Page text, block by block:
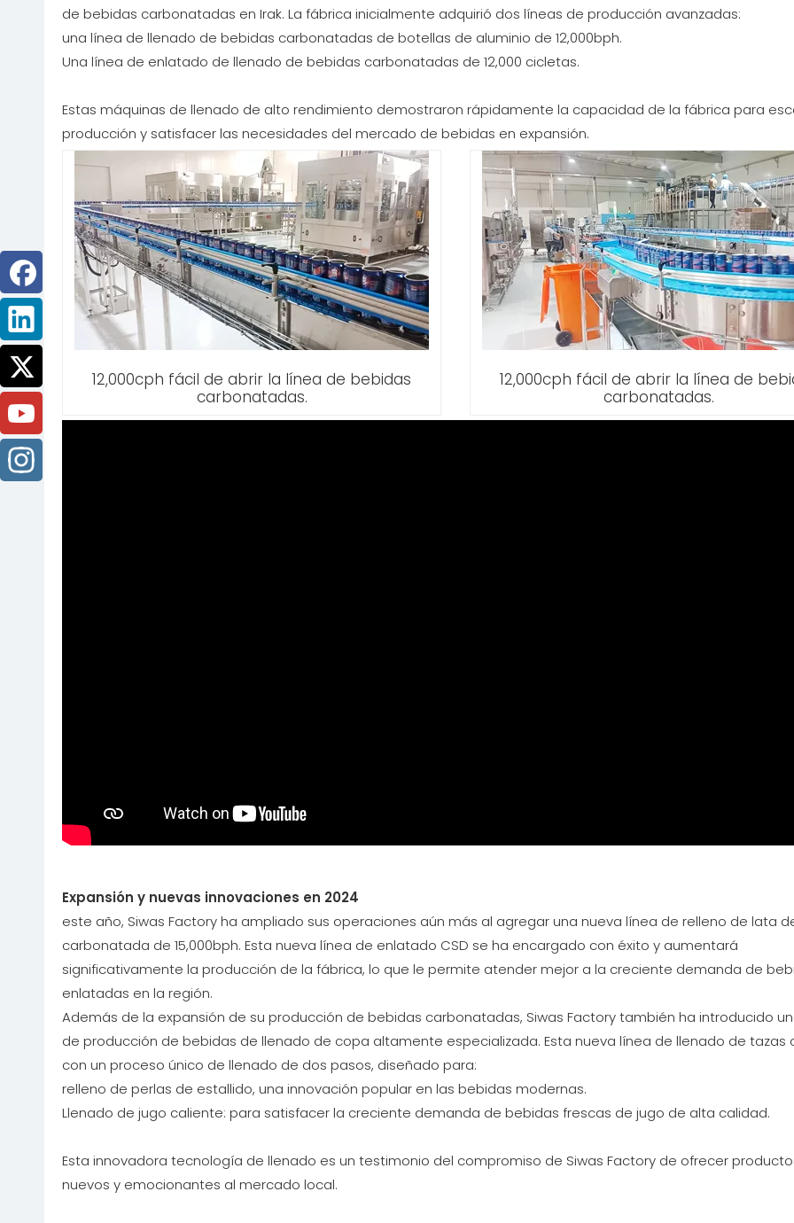
de bebidas carbonatadas en Irak. La fábrica inicialmente adquirió dos líneas de producción avanzadas:
una línea de llenado de bebidas carbonatadas de botellas de aluminio de 12,000bph.
Una línea de enlatado de llenado de bebidas carbonatadas de 12,000 cicletas.
Estas máquinas de llenado de alto rendimiento demostraron rápidamente la capacidad de la fábrica para
producción y satisfacer las necesidades del mercado de bebidas en expansión.
12,000cph fácil de abrir la línea de bebidas
carbonatadas.
12,000cph fácil de abrir la línea de
carbonatadas.
Expansión y nuevas innovaciones en 2024
este año, Siwas Factory ha ampliado sus operaciones aún más al agregar una nueva línea de relleno de lata
carbonatada de 15,000bph. Esta nueva línea de enlatado CSD se ha encargado con éxito y aumentará
significativamente la producción de la fábrica, lo que le permite atender mejor a la creciente demanda de
enlatadas en la región.
Además de la expansión de su producción de bebidas carbonatadas, Siwas Factory también ha introducido
de producción de bebidas de llenado de copa altamente especializada. Esta nueva línea de llenado de tazas
con un proceso único de llenado de dos pasos, diseñado para:
relleno de perlas de estallido, una innovación popular en las bebidas modernas.
Llenado de jugo caliente: para satisfacer la creciente demanda de bebidas frescas de jugo de alta calidad.
Esta innovadora tecnología de llenado es un testimonio del compromiso de Siwas Factory de ofrecer
nuevos y emocionantes al mercado local.